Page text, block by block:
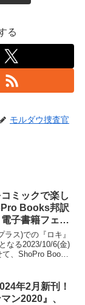
る
モルダウ捜査官
ミックで楽し
Books邦訳
子書籍フェア
)～10/19(木)の
ス)での『ロキ』
なる2023/10/6(金)
、ShoPro Books
年2月新刊！
ン2020』、